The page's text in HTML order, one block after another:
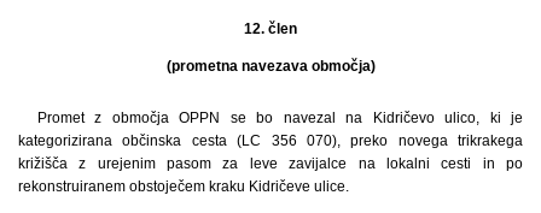
12. člen
(prometna navezava območja)
Promet z območja OPPN se bo navezal na Kidričevo ulico, ki je
kategorizirana občinska cesta (LC 356 070), preko novega trikrakega
križišča z urejenim pasom za leve zavijalce na lokalni cesti in po
rekonstruiranem obstoječem kraku Kidričeve ulice.